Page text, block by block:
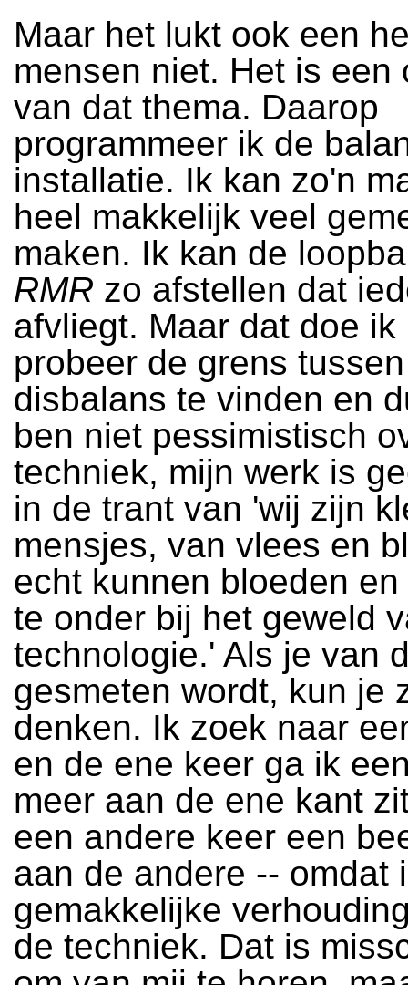
Maar het lukt ook een
mensen niet. Het is een
van dat thema. Daarop
programmeer ik de
installatie. Ik kan zo'n
heel makkelijk veel
maken. Ik kan de
RMR zo afstellen dat
afvliegt. Maar dat doe ik
probeer de grens
disbalans te vinden en
ben niet pessimistisch
techniek, mijn werk is
in de trant van 'wij zijn
mensjes, van vlees en
echt kunnen bloeden
te onder bij het geweld
technologie.' Als je van
gesmeten wordt, kun je
denken. Ik zoek naar
en de ene keer ga ik
meer aan de ene kant
een andere keer een
aan de andere -- omdat
gemakkelijke
de techniek. Dat is